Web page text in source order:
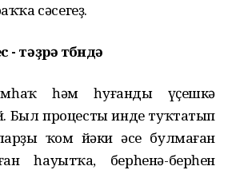
сәсегеҙ.
тәҙрә төбөндә
һәм һуғандың үҫешкә
Был процесты инде туҡтатып
ҡом йәки әсе булмаған
һауытҡа, берһенә-берһен